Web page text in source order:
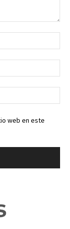
web en este